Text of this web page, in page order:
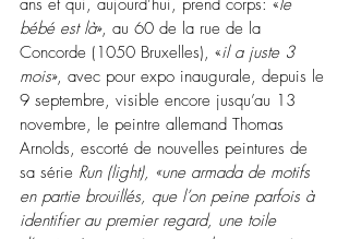
bébé est là», au 60 de la rue de la
Concorde (1050 Bruxelles), «il a juste 3
mois», avec pour expo inaugurale, depuis le
9 septembre, visible encore jusqu’au 13
novembre, le peintre allemand Thomas
Arnolds, escorté de nouvelles peintures de
sa série Run (light), «une armada de motifs
en partie brouillés, que l’on peine parfois à
identifier au premier regard, une toile